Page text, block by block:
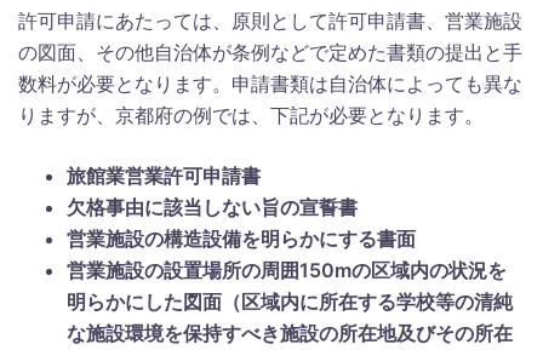
許可申請にあたっては、原則として許可申請書、営業施設
の図面、その他自治体が条例などで定めた書類の提出と手
数料が必要となります。申請書類は自治体によっても異な
りますが、京都府の例では、下記が必要となります。
旅館業営業許可申請書
欠格事由に該当しない旨の宣誓書
営業施設の構造設備を明らかにする書面
営業施設の設置場所の周囲150mの区域内の状況を
明らかにした図面（区域内に所在する学校等の清純
な施設環境を保持すべき施設の所在地及びその所在